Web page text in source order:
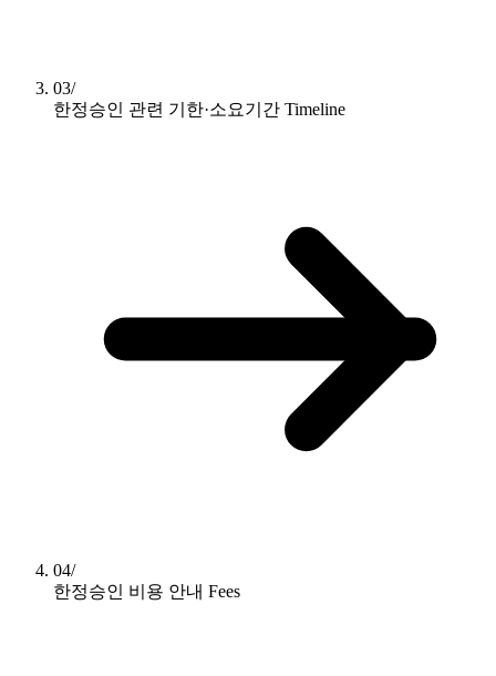
03/
한정승인 관련 기한·소요기간 Timeline
04/
한정승인 비용 안내 Fees